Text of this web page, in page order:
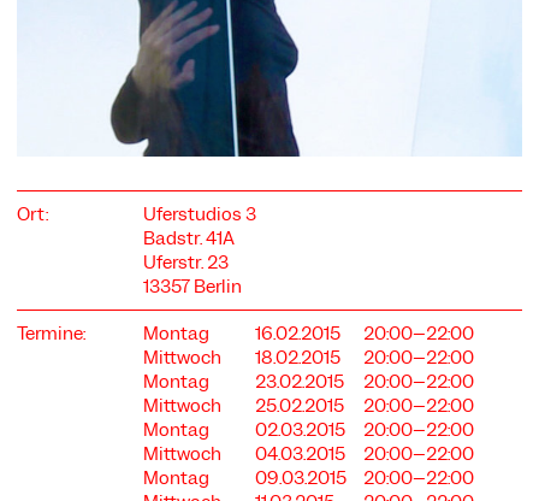
Ort:
Uferstudios 3
Badstr. 41A
Uferstr. 23
13357 Berlin
Termine:
Montag 16.02.2015
20:00–22:00
Mittwoch
18.02.2015
20:00–22:00
Montag
23.02.2015
20:00–22:00
Mittwoch
25.02.2015
20:00–22:00
Montag
02.03.2015
20:00–22:00
Mittwoch
04.03.2015
20:00–22:00
Montag
09.03.2015
20:00–22:00
COOKIE-EINSTELLUNGEN
Wir verwenden Cookies und Inhalte externer Anbieter auf
unserer Website. Notwendige Cookies sind essenziell, damit
die Website weiterzuentwickeln. Sie können Ihre Einwilligung
jederzeit widerrufen. Bitte besuchen Sie unsere
Datenschutzerklärung für weitere Informationen. Unten
können Sie auswählen, welche Technologien Sie zulassen
Notwendige Cookies
Externe Medien
Statistiken
Nur notwendige Alle akzeptieren Speichern